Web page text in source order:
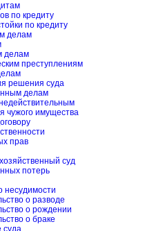
по кредиту
по кредиту
делам
делам
преступлениям
решения суда
делам
чужого имущества
прав
суд
потерь
несудимости
о разводе
о рождении
о браке
суда